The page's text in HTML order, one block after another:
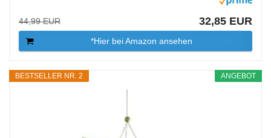
44,99 EUR 32,85 EUR
*Hier bei Amazon ansehen
ANGEBOT
BESTSELLER NR. 2